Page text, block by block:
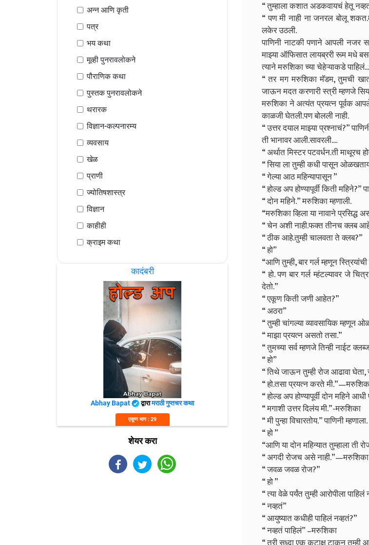
अन्न आणि कृती
पत्र
भय कथा
मूव्ही पुनरावलोकने
पौराणिक कथा
पुस्तक पुनरावलोकने
थरारक
विज्ञान-कल्पनारम्य
व्यवसाय
खेळ
प्राणी
ज्योतिषशास्त्र
विज्ञान
काहीही
क्राइम कथा
कादंबरी
Abhay Bapat द्वारामराठी गुप्तचर कथा
एकूण भाग : 29
शेयर करा
“ तुम्हाला कशात अडकवायचं हेतू
“ पण मी नाही ना जनरल बोलू
लकेर उठली.
पाणिनी नाटकी पणाने आपली
माझ्या ऑफिसात लायब्ररी रूम मधे
त्याने मरुशिका च्या चेहेऱ्याकडे
“ तर मग मरुशिका मॅडम, तुमची
जाऊन मदत करणारी स्त्री म्हणजे
मरुशिका ने अत्यंत प्रयत्न पूर्वक आपले
काळजी घेतली.पण बोलली नाही.
“ उत्तर दयाल माझ्या प्रश्नाचं?”
ती भानावर आली.सावरली....
“ अर्थात मिस्टर पटवर्धन.ती माथूरच
“ सिया ला तुम्ही कधी पासून
“ गेल्या आठ महिन्यापासून ”
“ होल्ड अप होण्यापूर्वी किती महिने?”
“ दोन महिने.” मरुशिका म्हणाली.
“मरुशिका व्हिला या नावाने
“ चेन अशी नाही.फक्त तीनच क्लब
“ ठीक आहे.तुम्ही चालवता ते क्लब?”
“ हो”
“आणि तुम्ही, बार गर्ल म्हणून
“ हो. पण बार गर्ल म्हंटल्यावर जे
देतो.”
“ एकूण किती जणी आहेत?”
“ अठरा”
“ तुम्ही चांगल्या व्यावसायिक म्हणून
“ माझा प्रयत्न असतो तसा.”
“ तुमच्या सर्व म्हणजे तिन्ही नाईट
“ हो”
“ तिथे जाऊन तुम्ही रोज आढावा घेता,
“ हो.तसा प्रयत्न करते
“ होल्ड अप होण्यापूर्वी दोन महिने
“ मगाशी उत्तर दिलंय मी.”-मरुशिका
“ मी पुन्हा विचारतोय.” पाणिनी म्हणाला.
“ हो ”
“आणि या दोन महिन्यात तुम्हाला ती
“ अगदी रोजच असे नाही.”—मरुशिका
“ जवळ जवळ रोज?”
“ हो ”
“ त्या वेळे पर्यंत तुम्ही आरोपीला पाहिलं
“ नव्हतं”
“ आयुष्यात कधीही पाहिलं नव्हतं?”
“ नव्हतं पाहिलं” –मरुशिका